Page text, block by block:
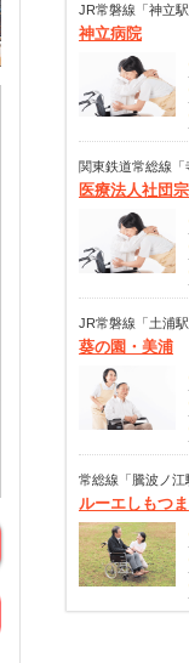
JR常磐線「神立
神立病院
関東鉄道常総線
医療法人社団
JR常磐線「土浦
屋」下車徒歩2分
葵の園・美浦
常総線「騰波ノ
ルーエしもつま